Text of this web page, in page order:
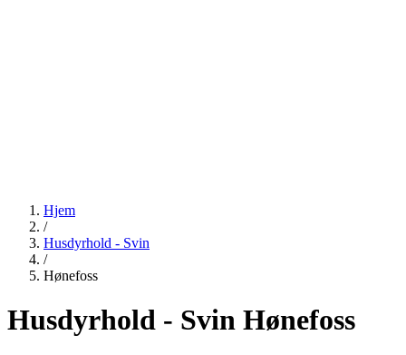
Hjem
/
Husdyrhold - Svin
/
Hønefoss
Husdyrhold - Svin Hønefoss